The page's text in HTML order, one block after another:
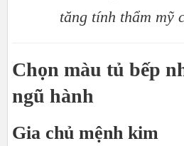
tăng tính thẩm mỹ
Chọn màu tủ bếp
ngũ hành
Gia chủ mệnh kim